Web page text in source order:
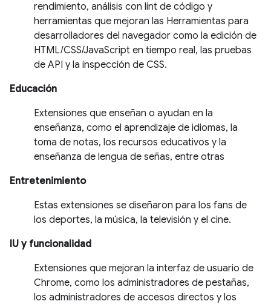
rendimiento, análisis con lint de código y
herramientas que mejoran las Herramientas para
desarrolladores del navegador como la edición de
HTML/CSS/JavaScript en tiempo real, las pruebas
de API y la inspección de CSS.
Educación
Extensiones que enseñan o ayudan en la
enseñanza, como el aprendizaje de idiomas, la
toma de notas, los recursos educativos y la
enseñanza de lengua de señas, entre otras
Entretenimiento
Estas extensiones se diseñaron para los fans de
los deportes, la música, la televisión y el cine.
IU y funcionalidad
Extensiones que mejoran la interfaz de usuario de
Chrome, como los administradores de pestañas,
los administradores de accesos directos y los